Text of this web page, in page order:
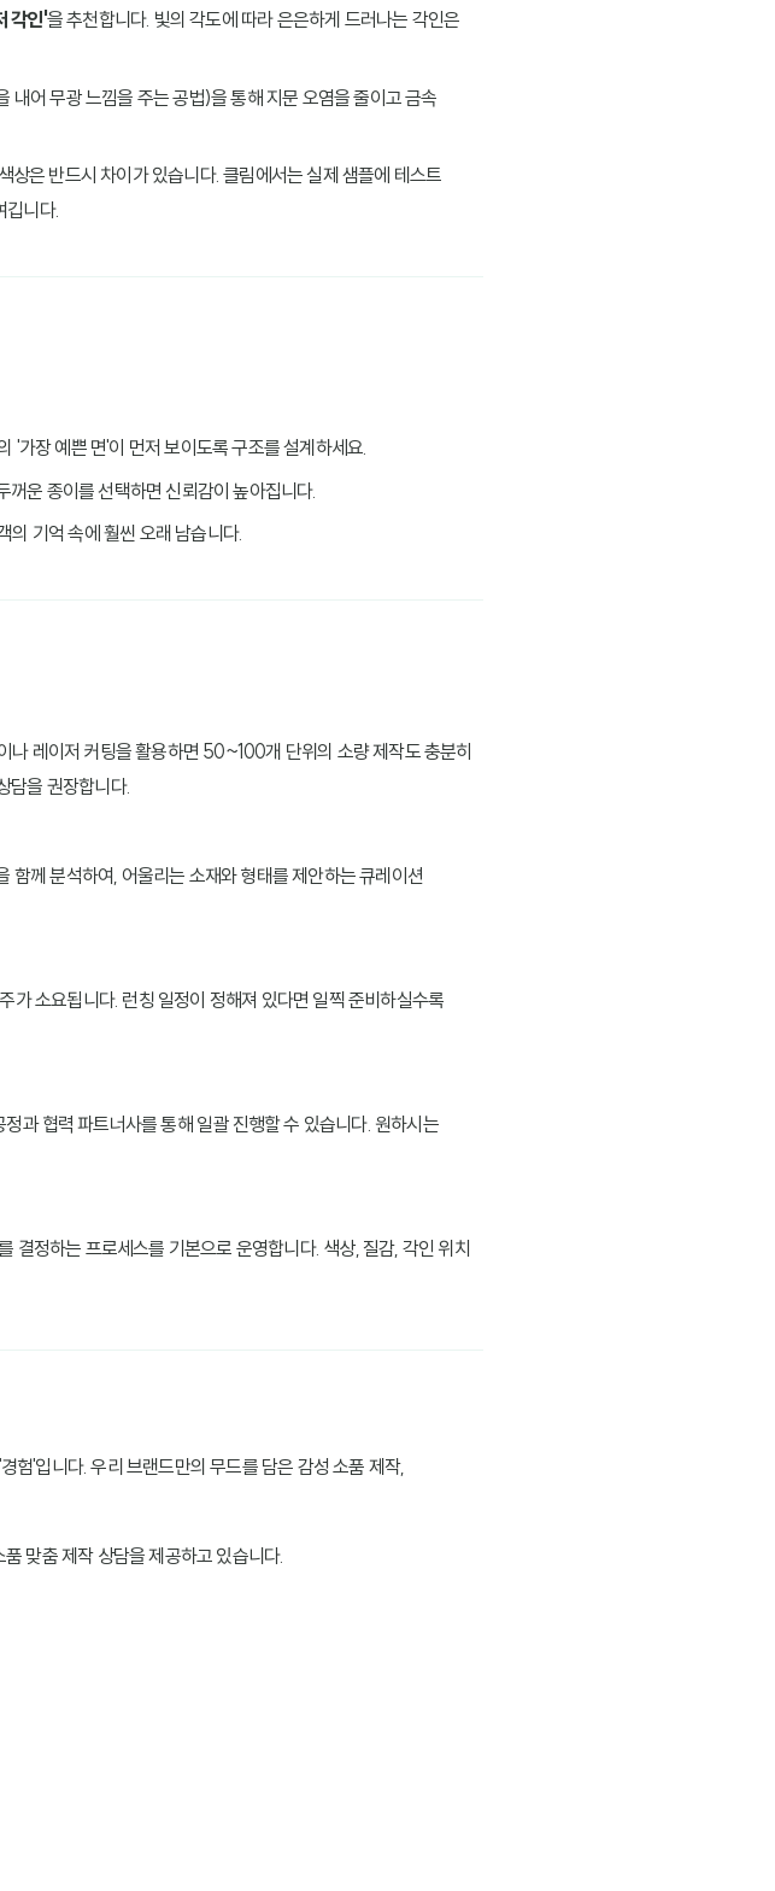
각인'을 추천합니다. 빛의 각도에 따라 은은하게 드러나는 각인은
내어 무광 느낌을 주는 공법)을 통해 지문 오염을 줄이고 금속
상은 반드시 차이가 있습니다. 클림에서는 실제 샘플에 테스트
깁니다.
'가장 예쁜 면'이 먼저 보이도록 구조를 설계하세요.
운 종이를 선택하면 신뢰감이 높아집니다.
의 기억 속에 훨씬 오래 남습니다.
나 레이저 커팅을 활용하면 50~100개 단위의 소량 제작도 충분히
담을 권장합니다.
함께 분석하여, 어울리는 소재와 형태를 제안하는 큐레이션
소요됩니다. 런칭 일정이 정해져 있다면 일찍 준비하실수록
과 협력 파트너사를 통해 일괄 진행할 수 있습니다. 원하시는
결정하는 프로세스를 기본으로 운영합니다. 색상, 질감, 각인 위치
험'입니다. 우리 브랜드만의 무드를 담은 감성 소품 제작,
맞춤 제작 상담을 제공하고 있습니다.